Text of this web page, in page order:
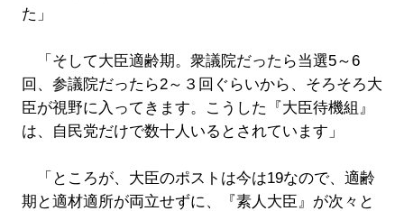
た」
「そして大臣適齢期。衆議院だったら当選5～6
回、参議院だったら2～３回ぐらいから、そろそろ大
臣が視野に入ってきます。こうした『大臣待機組』
は、自民党だけで数十人いるとされています」
「ところが、大臣のポストは今は19なので、適齢
期と適材適所が両立せずに、『素人大臣』が次々と